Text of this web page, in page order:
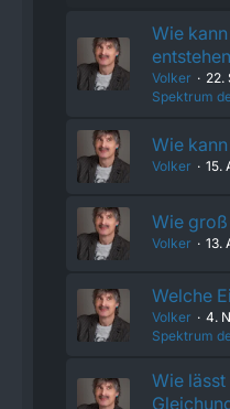
Wie
Volker
22.
Spektrum
Wie
Volker 15.
Wie groß
Volker 13.
Welche
Volker
4.
Spektrum
Wie